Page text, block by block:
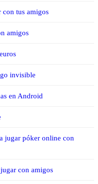
con tus amigos
amigos
invisible
en Android
jugar póker online con
con amigos